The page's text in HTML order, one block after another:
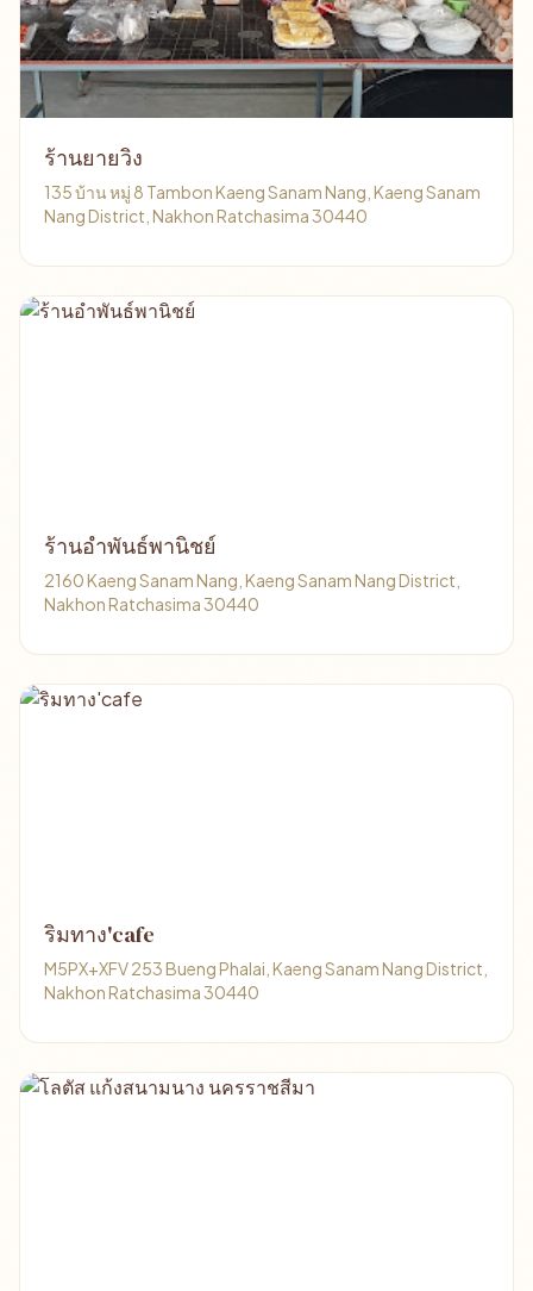
ร้านยายวิง
135 บ้าน หมู่ 8 Tambon Kaeng Sanam Nang, Kaeng Sanam
Nang District, Nakhon Ratchasima 30440
ร้านอำพันธ์พานิชย์
2160 Kaeng Sanam Nang, Kaeng Sanam Nang District,
Nakhon Ratchasima 30440
ริมทาง'cafe
M5PX+XFV 253 Bueng Phalai, Kaeng Sanam Nang District,
Nakhon Ratchasima 30440